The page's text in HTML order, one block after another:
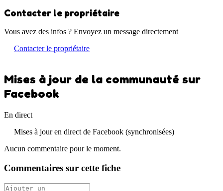
Contacter le propriétaire
Vous avez des infos ? Envoyez un message directement
Contacter le propriétaire
Mises à jour de la communauté sur
Facebook
En direct
Mises à jour en direct de Facebook (synchronisées)
Aucun commentaire pour le moment.
Commentaires sur cette fiche